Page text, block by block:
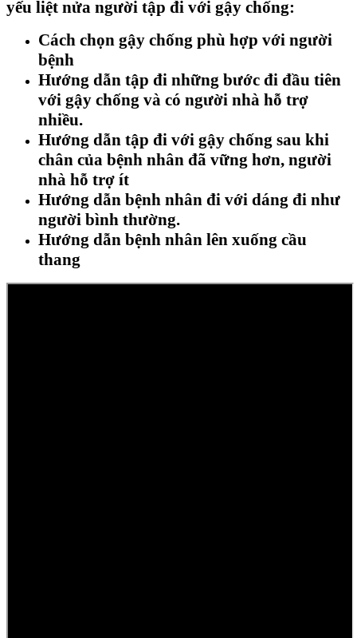
yếu liệt nửa người tập đi với gậy chống:
Cách chọn gậy chống phù hợp với người
bệnh
Hướng dẫn tập đi những bước đi đầu tiên
với gậy chống và có người nhà hỗ trợ
nhiều.
Hướng dẫn tập đi với gậy chống sau khi
chân của bệnh nhân đã vững hơn, người
nhà hỗ trợ ít
Hướng dẫn bệnh nhân đi với dáng đi như
người bình thường.
Hướng dẫn bệnh nhân lên xuống cầu
thang